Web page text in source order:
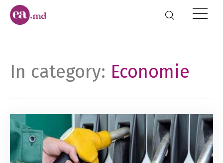
In category: Economie